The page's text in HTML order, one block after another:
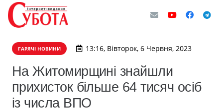
ГАРЯЧІ НОВИНИ 13:16, Вівторок, 6 Червня, 2023
На Житомирщині знайшли
прихисток більше 64 тисяч осіб
із числа ВПО